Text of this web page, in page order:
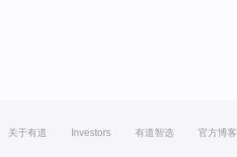
关于有道 Investors 有道智选 官方博客